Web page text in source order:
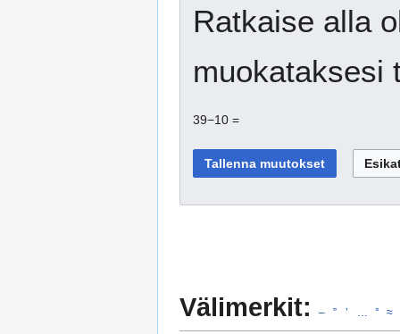
Ratkaise alla
muokataksesi
39−10 =
Välimerkit: – ” ’ ° ≈